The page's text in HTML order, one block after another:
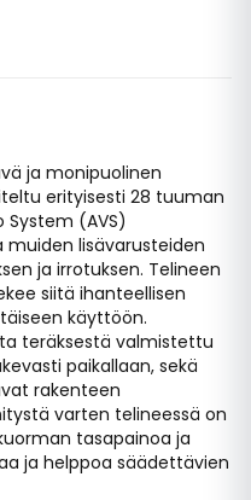
ja monipuolinen
erityisesti 28 tuuman
System (AVS)
muiden lisävarusteiden
ja irrotuksen. Telineen
siitä ihanteellisen
käyttöön.
teräksestä valmistettu
paikallaan, sekä
rakenteen
varten telineessä on
tasapainoa ja
ja helppoa säädettävien